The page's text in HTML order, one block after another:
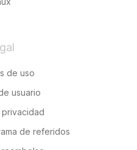
de uso
usuario
de referidos